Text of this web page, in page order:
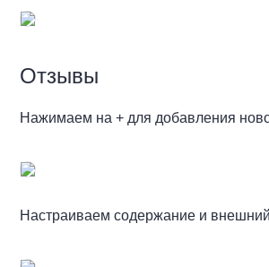
Отзывы
Нажимаем на + для добавления
Настраиваем содержание и